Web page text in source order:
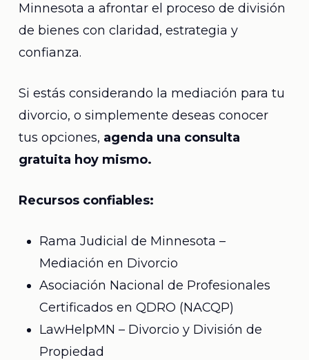
Minnesota a afrontar el proceso de división
de bienes con claridad, estrategia y
confianza.
Si estás considerando la mediación para tu
divorcio, o simplemente deseas conocer
tus opciones, agenda una consulta
gratuita hoy mismo.
Recursos confiables:
Rama Judicial de Minnesota –
Mediación en Divorcio
Asociación Nacional de Profesionales
Certificados en QDRO (NACQP)
LawHelpMN – Divorcio y División de
Propiedad